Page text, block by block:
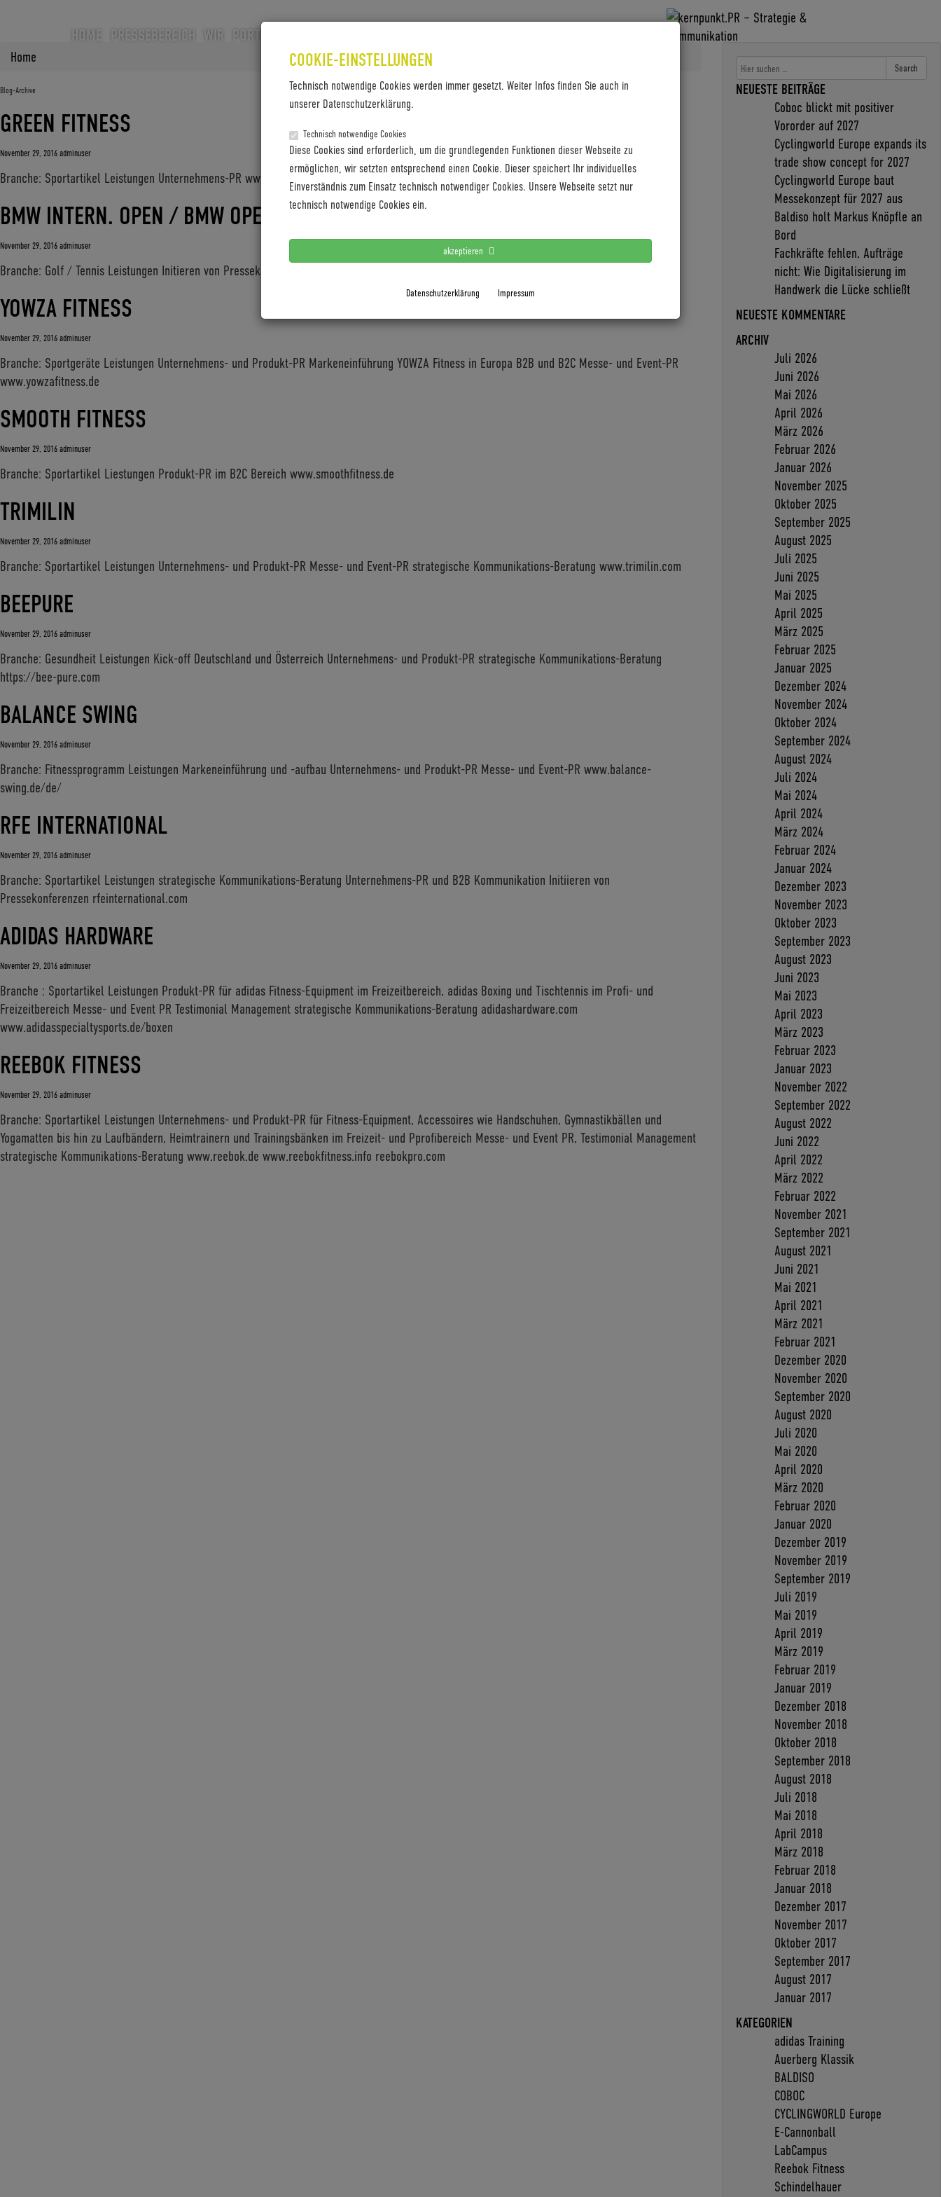
COOKIE-EINSTELLUNGEN
Technisch notwendige Cookies werden immer gesetzt. Weiter Infos finden Sie auch in
unserer Datenschutzerklärung.
Technisch notwendige Cookies
Diese Cookies sind erforderlich, um die grundlegenden Funktionen dieser Webseite zu
ermöglichen, wir setzten entsprechend einen Cookie. Dieser speichert Ihr individuelles
Einverständnis zum Einsatz technisch notwendiger Cookies. Unsere Webseite setzt nur
technisch notwendige Cookies ein.
akzeptieren
Datenschutzerklärung Impressum
HOME PRESSEBEREICH WIR PORTFOLIO
Home
Blog-Archive
GREEN FITNESS
November 29, 2016adminuser
Branche: Sportartikel Leistungen Unternehmens-PR www.green-fitness.de
BMW INTERN. OPEN / BMW OPEN
November 29, 2016adminuser
Branche: Golf / Tennis Leistungen Initieren von Pressekonferenzen und mediale Turnierbegleitung www.bmw-golfsport.com
YOWZA FITNESS
November 29, 2016adminuser
Branche: Sportgeräte Leistungen Unternehmens- und Produkt-PR Markeneinführung YOWZA Fitness in Europa B2B und B2C Messe- und Event-PR
www.yowzafitness.de
SMOOTH FITNESS
November 29, 2016adminuser
Branche: Sportartikel Liestungen Produkt-PR im B2C Bereich www.smoothfitness.de
TRIMILIN
November 29, 2016adminuser
Branche: Sportartikel Leistungen Unternehmens- und Produkt-PR Messe- und Event-PR strategische Kommunikations-Beratung www.trimilin.com
BEEPURE
November 29, 2016adminuser
Branche: Gesundheit Leistungen Kick-off Deutschland und Österreich Unternehmens- und Produkt-PR strategische Kommunikations-Beratung
https://bee-pure.com
BALANCE SWING
November 29, 2016adminuser
Branche: Fitnessprogramm Leistungen Markeneinführung und -aufbau Unternehmens- und Produkt-PR Messe- und Event-PR www.balance-
swing.de/de/
RFE INTERNATIONAL
November 29, 2016adminuser
Branche: Sportartikel Leistungen strategische Kommunikations-Beratung Unternehmens-PR und B2B Kommunikation Initiieren von
Pressekonferenzen rfeinternational.com
ADIDAS HARDWARE
November 29, 2016adminuser
Branche : Sportartikel Leistungen Produkt-PR für adidas Fitness-Equipment im Freizeitbereich, adidas Boxing und Tischtennis im Profi- und
Freizeitbereich Messe- und Event PR Testimonial Management strategische Kommunikations-Beratung adidashardware.com
www.adidasspecialtysports.de/boxen
REEBOK FITNESS
November 29, 2016adminuser
Branche: Sportartikel Leistungen Unternehmens- und Produkt-PR für Fitness-Equipment, Accessoires wie Handschuhen, Gymnastikbällen und
Yogamatten bis hin zu Laufbändern, Heimtrainern und Trainingsbänken im Freizeit- und Pprofibereich Messe- und Event PR, Testimonial Management
strategische Kommunikations-Beratung www.reebok.de www.reebokfitness.info reebokpro.com
Search
NEUESTE BEITRÄGE
Coboc blickt mit positiver
Vororder auf 2027
Cyclingworld Europe expands its
trade show concept for 2027
Cyclingworld Europe baut
Messekonzept für 2027 aus
Baldiso holt Markus Knöpfle an
Bord
Fachkräfte fehlen, Aufträge
nicht: Wie Digitalisierung im
Handwerk die Lücke schließt
NEUESTE KOMMENTARE
ARCHIV
Juli 2026
Juni 2026
Mai 2026
April 2026
März 2026
Februar 2026
Januar 2026
November 2025
Oktober 2025
September 2025
August 2025
Juli 2025
Juni 2025
Mai 2025
April 2025
März 2025
Februar 2025
Januar 2025
Dezember 2024
November 2024
Oktober 2024
September 2024
August 2024
Juli 2024
Mai 2024
April 2024
März 2024
Februar 2024
Januar 2024
Dezember 2023
November 2023
Oktober 2023
September 2023
August 2023
Juni 2023
Mai 2023
April 2023
März 2023
Februar 2023
Januar 2023
November 2022
September 2022
August 2022
Juni 2022
April 2022
März 2022
Februar 2022
November 2021
September 2021
August 2021
Juni 2021
Mai 2021
April 2021
März 2021
Februar 2021
Dezember 2020
November 2020
September 2020
August 2020
Juli 2020
Mai 2020
April 2020
März 2020
Februar 2020
Januar 2020
Dezember 2019
November 2019
September 2019
Juli 2019
Mai 2019
April 2019
März 2019
Februar 2019
Januar 2019
Dezember 2018
November 2018
Oktober 2018
September 2018
August 2018
Juli 2018
Mai 2018
April 2018
März 2018
Februar 2018
Januar 2018
Dezember 2017
November 2017
Oktober 2017
September 2017
August 2017
Januar 2017
KATEGORIEN
adidas Training
Auerberg Klassik
BALDISO
COBOC
CYCLINGWORLD Europe
E-Cannonball
LabCampus
Reebok Fitness
Schindelhauer